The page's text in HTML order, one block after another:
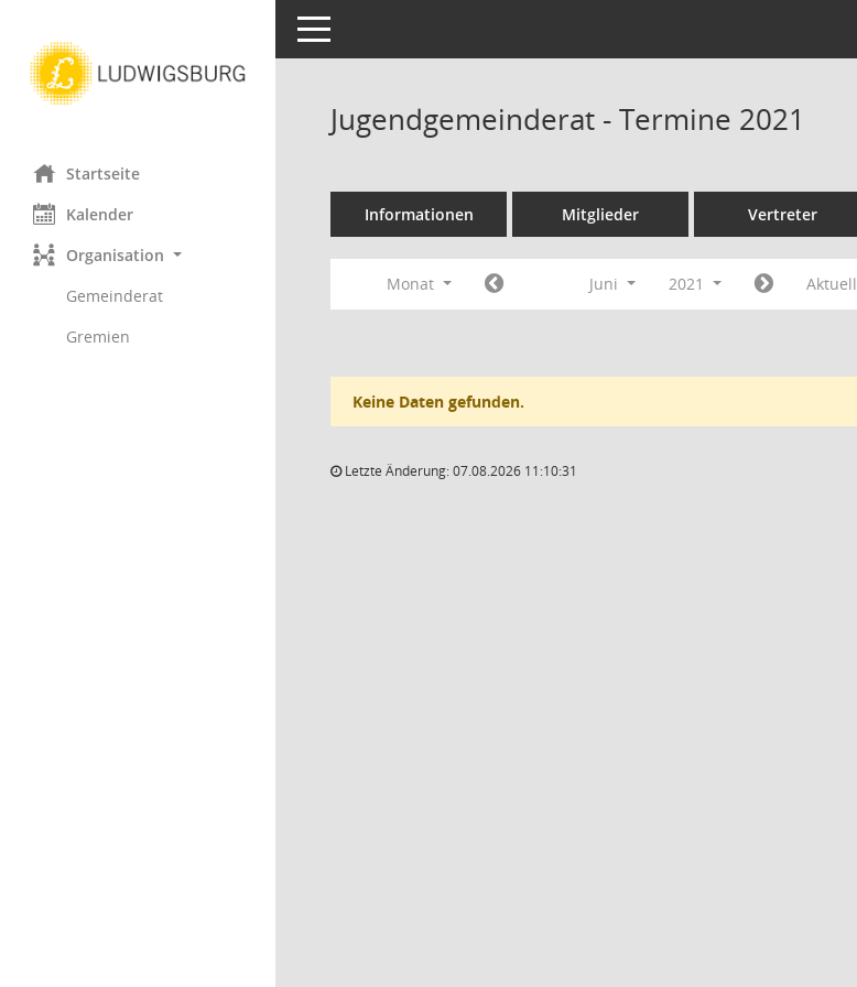
Startseite
Kalender
Organisation
Gemeinderat
Gremien
Toggle navigation
Jugendgemeinderat - Termine 2021
Informationen Mitglieder Vertreter
Monat Juni 2021 Aktuell
Keine Daten gefunden.
Letzte Änderung: 07.08.2026 11:10:31